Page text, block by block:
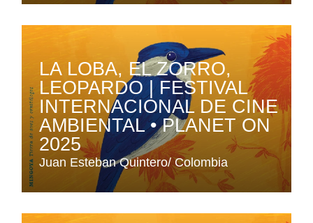
LA LOBA, EL ZORRO,
LEOPARDO | FESTIVAL
INTERNACIONAL DE CINE
AMBIENTAL • PLANET ON
2025
Juan Esteban Quintero Colombia